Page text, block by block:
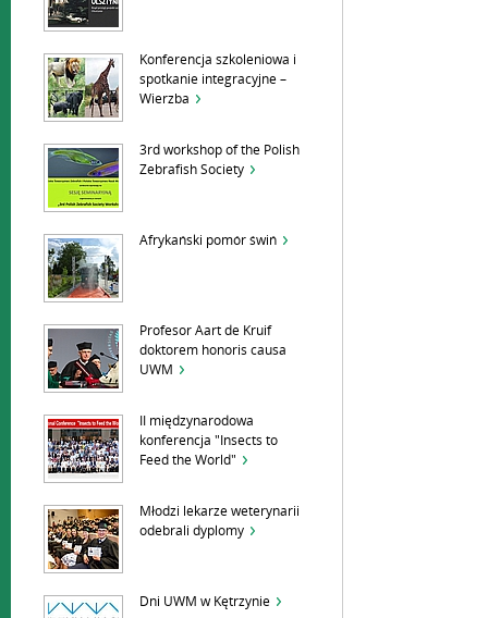
Konferencja szkoleniowa i
spotkanie integracyjne –
Wierzba
3rd workshop of the Polish
Zebrafish Society
Afrykański pomór świń
Profesor Aart de Kruif
doktorem honoris causa
UWM
II międzynarodowa
konferencja "Insects to
Feed the World"
Młodzi lekarze weterynarii
odebrali dyplomy
Dni UWM w Kętrzynie